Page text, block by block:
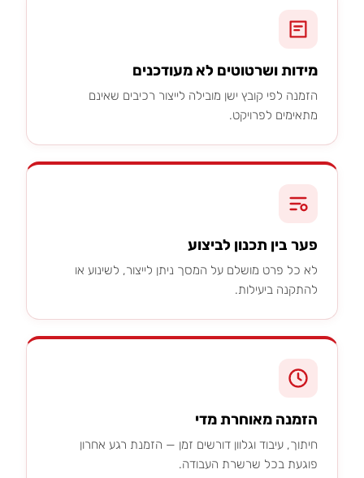
מידות ושרטוטים לא מעודכנים
הזמנה לפי קובץ ישן מובילה לייצור רכיבים שאינם
מתאימים לפרויקט.
פער בין תכנון לביצוע
לא כל פרט מושלם על המסך ניתן לייצור, לשינוע או
להתקנה ביעילות.
הזמנה מאוחרת מדי
חיתוך, עיבוד וגלוון דורשים זמן — הזמנת רגע אחרון
פוגעת בכל שרשרת העבודה.